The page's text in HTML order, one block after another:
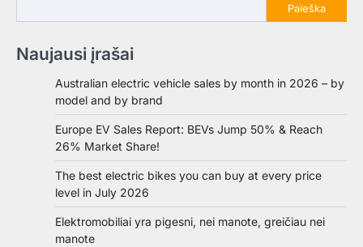
Paieška
Naujausi įrašai
Australian electric vehicle sales by month in 2026 – by
model and by brand
Europe EV Sales Report: BEVs Jump 50% & Reach
26% Market Share!
The best electric bikes you can buy at every price
level in July 2026
Elektromobiliai yra pigesni, nei manote, greičiau nei
manote